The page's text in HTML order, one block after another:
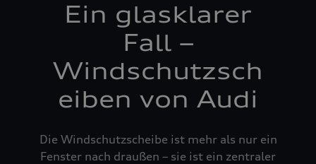
Ein glasklarer
Fall –
Windschutzsch
eiben von Audi
Die Windschutzscheibe ist mehr als nur ein
Fenster nach draußen – sie ist ein zentraler